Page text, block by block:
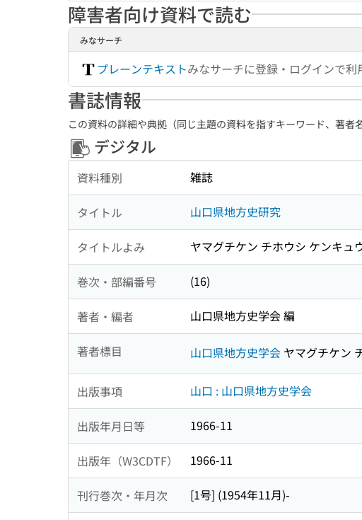
障害者向け資料で読む
みなサーチ
プレーンテキストみなサーチに登録・ログインで利
書誌情報
この資料の詳細や典拠（同じ主題の資料を指すキーワード、著者
デジタル
資料種別 雑誌
タイトル 山口県地方史研究
タイトルよみ ヤマグチケン チホウシ ケンキュ
巻次・部編番号 (16)
著者・編者 山口県地方史学会 編
著者標目 山口県地方史学会 ヤマグチケン
出版事項 山口 : 山口県地方史学会
出版年月日等 1966-11
出版年（W3CDTF） 1966-11
刊行巻次・年月次 [1号] (1954年11月)-